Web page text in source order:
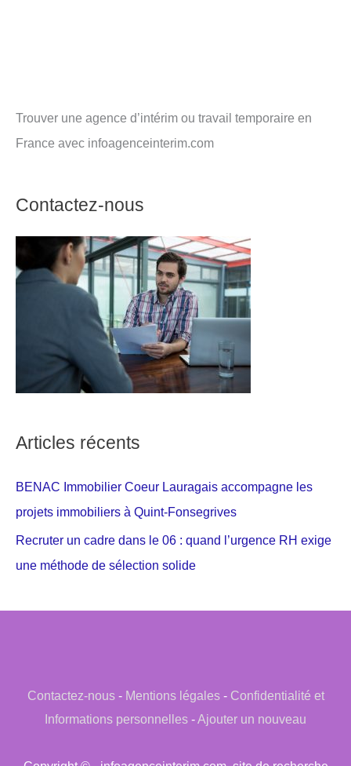
Trouver une agence d’intérim ou travail temporaire en
France avec infoagenceinterim.com
Contactez-nous
Articles récents
BENAC Immobilier Coeur Lauragais accompagne les
projets immobiliers à Quint-Fonsegrives
Recruter un cadre dans le 06 : quand l’urgence RH exige
une méthode de sélection solide
Contactez-nous- Mentions légales- Confidentialité et
Informations personnelles -Ajouter un nouveau